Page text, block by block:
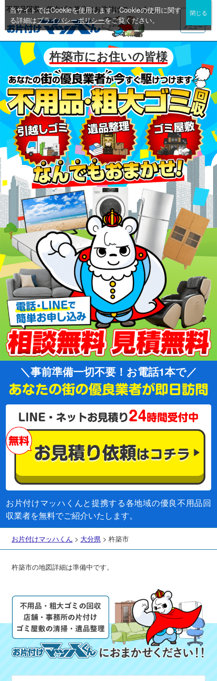
不用品回収・粗大ゴミ処分のお片付けマッハくん
メニュー
杵築市にお住いの皆様
事前準備一切不要！お電話1本で
お片付けマッハくんと提携する各地域の優良不用品回
収業者を無料でご紹介いたします。
お片付けマッハくん > 大分県 > 杵築市
杵築市の地図詳細は準備中です。
当サイトではCookieを使用します。Cookieの使用に関す
る詳細はプライバシーポリシーをご覧ください。